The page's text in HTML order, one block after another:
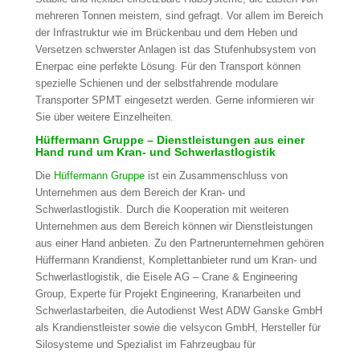
mehreren Tonnen meistern, sind gefragt. Vor allem im Bereich
der Infrastruktur wie im Brückenbau und dem Heben und
Versetzen schwerster Anlagen ist das Stufenhubsystem von
Enerpac eine perfekte Lösung. Für den Transport können
spezielle Schienen und der selbstfahrende modulare
Transporter SPMT eingesetzt werden. Gerne informieren wir
Sie über weitere Einzelheiten.
Hüffermann Gruppe – Dienstleistungen aus einer
Hand rund um Kran- und Schwerlastlogistik
Die Hüffermann Gruppeist ein Zusammenschluss von
Unternehmen aus dem Bereich der Kran- und
Schwerlastlogistik. Durch die Kooperation mit weiteren
Unternehmen aus dem Bereich können wir Dienstleistungen
aus einer Hand anbieten. Zu den Partnerunternehmen gehören
Hüffermann Krandienst, Komplettanbieter rund um Kran- und
Schwerlastlogistik, die Eisele AG – Crane & Engineering
Group, Experte für Projekt Engineering, Kranarbeiten und
Schwerlastarbeiten, die Autodienst West ADW Ganske GmbH
als Krandienstleister sowie die velsycon GmbH, Hersteller für
Silosysteme und Spezialist im Fahrzeugbau für